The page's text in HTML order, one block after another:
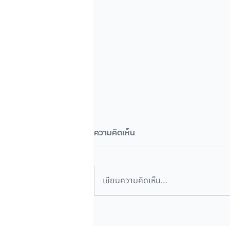
ความคิดเห็น
เขียนความคิดเห็น…